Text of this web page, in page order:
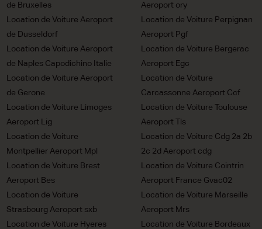
de Bruxelles
Aeroport ory
Location de Voiture Aeroport
de Dusseldorf
Location de Voiture Perpignan
Aeroport Pgf
Location de Voiture Aeroport
de Naples Capodichino Italie
Location de Voiture Bergerac
Aeroport Egc
Location de Voiture Aeroport
de Gerone
Location de Voiture
Carcassonne Aeroport Ccf
Location de Voiture Limoges
Aeroport Lig
Location de Voiture Toulouse
Aeroport Tls
Location de Voiture
Montpellier Aeroport Mpl
Location de Voiture Cdg 2a 2b
2c 2d Aeroport cdg
Location de Voiture Brest
Aeroport Bes
Location de Voiture Cointrin
Aeroport France Gvac02
Location de Voiture
Strasbourg Aeroport sxb
Location de Voiture Marseille
Aeroport Mrs
Location de Voiture Hyeres
Location de Voiture Bordeaux